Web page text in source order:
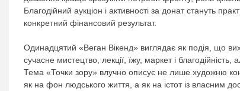
Благодійний аукціон і активності за донат стануть
конкретний фінансовий результат.
Одинадцятий «Веган Вікенд» виглядає як подія, що
сучасне мистецтво, лекції, їжу, маркет і
Тема «Точки зору» влучно описує не лише художню
як на фон людського життя, а як на істот із власним